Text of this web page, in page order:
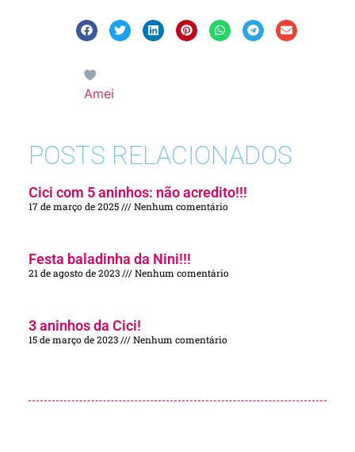
Amei
POSTS RELACIONADOS
Cici com 5 aninhos: não acredito!!!
17 de março de 2025 Nenhum comentário
Festa baladinha da Nini!!!
21 de agosto de 2023 Nenhum comentário
3 aninhos da Cici!
15 de março de 2023 Nenhum comentário